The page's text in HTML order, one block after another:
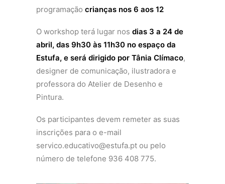
programação crianças nos 6 aos 12
O workshop terá lugar nos dias 3 a 24 de
abril, das 9h30 às 11h30 no espaço da
Estufa, e será dirigido por Tânia Clímaco,
designer de comunicação, ilustradora e
professora do Atelier de Desenho e
Pintura.
Os participantes devem remeter as suas
inscrições para o e-mail
servico.educativo@estufa.pt ou pelo
número de telefone 936 408 775.